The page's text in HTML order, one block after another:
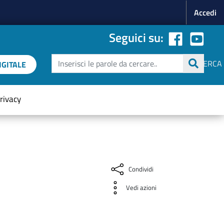
Accedi
Seguici su:
Cerca
CERCA
Condividi
Vedi azioni